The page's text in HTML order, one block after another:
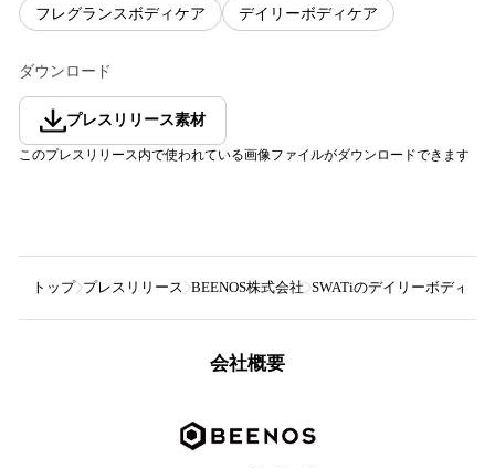
フレグランスボディケア デイリーボディケア
ダウンロード
プレスリリース素材
このプレスリリース内で使われている画像ファイルがダウンロードできます
トップ プレスリリース BEENOS株式会社 SWATiのデイリーボディケ
会社概要